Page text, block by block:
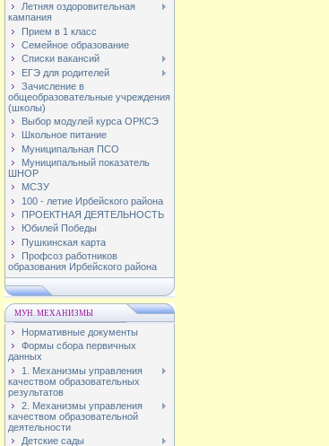
Летняя оздоровительная
кампания
Прием в 1 класс
Семейное образование
Списки вакансий
ЕГЭ для родителей
Зачисление в
общеобразовательные учреждения
(школы)
Выбор модулей курса ОРКСЭ
Школьное питание
Муниципальная ПСО
Муниципальный показатель
ШНОР
МСЗУ
100 - летие Ирбейского района
ПРОЕКТНАЯ ДЕЯТЕЛЬНОСТЬ
Юбилей Победы
Пушкинская карта
Профсоз работников
образования Ирбейского района
МУН. МЕХАНИЗМЫ
Нормативные документы
Формы сбора первичных
данных
1. Механизмы управления
качеством образовательных
результатов
2. Механизмы управления
качеством образовательной
деятельности
Детские сады